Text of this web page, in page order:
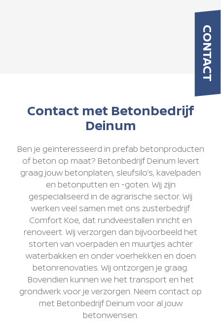
Contact met Betonbedrijf
Deinum
Ben je geïnteresseerd in prefab betonproducten
of beton op maat? Betonbedrijf Deinum levert
graag jouw betonplaten, sleufsilo’s, kavelpaden
en betonputten en -goten. Wij zijn
gespecialiseerd in de agrarische sector. Wij
werken veel samen met ons zusterbedrijf
Comfort Koe, dat rundveestallen inricht en
renoveert. Wij verzorgen dan bijvoorbeeld het
storten van voerpaden en muurtjes achter
waterbakken en onder voerhekken en doen
betonrenovaties. Wij ontzorgen je graag.
Bovendien kunnen we het transport en het
grondwerk voor je verzorgen. Neem contact op
met Betonbedrijf Deinum voor al jouw
betonwensen.
CONTACT